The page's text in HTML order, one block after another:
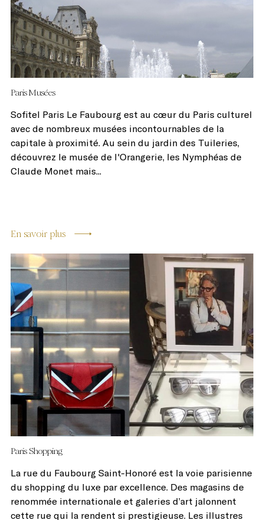
Paris Musées
Sofitel Paris Le Faubourg est au cœur du Paris culturel
avec de nombreux musées incontournables de la
capitale à proximité. Au sein du jardin des Tuileries,
découvrez le musée de l'Orangerie, les Nymphéas de
Claude Monet mais...
En savoir plus
Paris Shopping
La rue du Faubourg Saint-Honoré est la voie parisienne
du shopping du luxe par excellence. Des magasins de
renommée internationale et galeries d’art jalonnent
cette rue qui la rendent si prestigieuse. Les illustres